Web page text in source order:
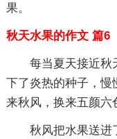
果。
秋天水果的作文 篇6
每当夏天接近秋
下了炎热的种子，慢
来秋风，换来五颜
秋风把水果送进